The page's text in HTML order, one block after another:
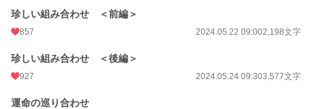
珍しい組み合わせ ＜前編＞
857 2024.05.22 09:002,198文字
珍しい組み合わせ ＜後編＞
927 2024.05.24 09:303,577文字
運命の巡り合わせ